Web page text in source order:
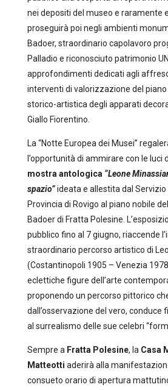
nei depositi del museo e raramente
proseguirà poi negli ambienti
Badoer, straordinario capolavoro
Palladio e riconosciuto patrimonio
approfondimenti dedicati agli
interventi di valorizzazione del
storico-artistica degli apparati
Giallo Fiorentino.
La “Notte Europea dei Musei”
l’opportunità di ammirare con le luci
mostra antologica “Leone
spazio”ideata e allestita dal Servizio
Provincia di Rovigo al piano nobile
Badoer di Fratta Polesine.
pubblico fino al 7 giugno, riaccende
straordinario percorso artistico di
(Costantinopoli 1905 – Venezia
eclettiche figure dell’arte
proponendo un percorso pittorico
dall’osservazione del vero, conduce
al surrealismo delle sue celebri
Sempre a Fratta Polesine, la Casa
Matteotti aderirà alla
consueto orario di apertura